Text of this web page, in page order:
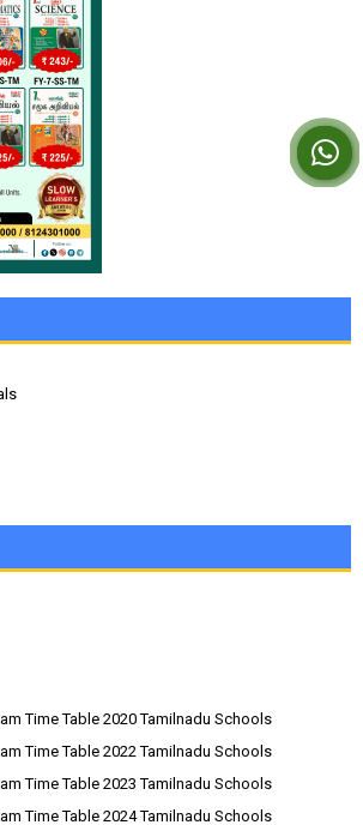
Time Table 2020 Tamilnadu Schools
Time Table 2022 Tamilnadu Schools
Time Table 2023 Tamilnadu Schools
Time Table 2024 Tamilnadu Schools